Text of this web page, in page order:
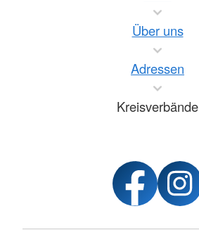
Über uns
Adressen
Kreisverbände